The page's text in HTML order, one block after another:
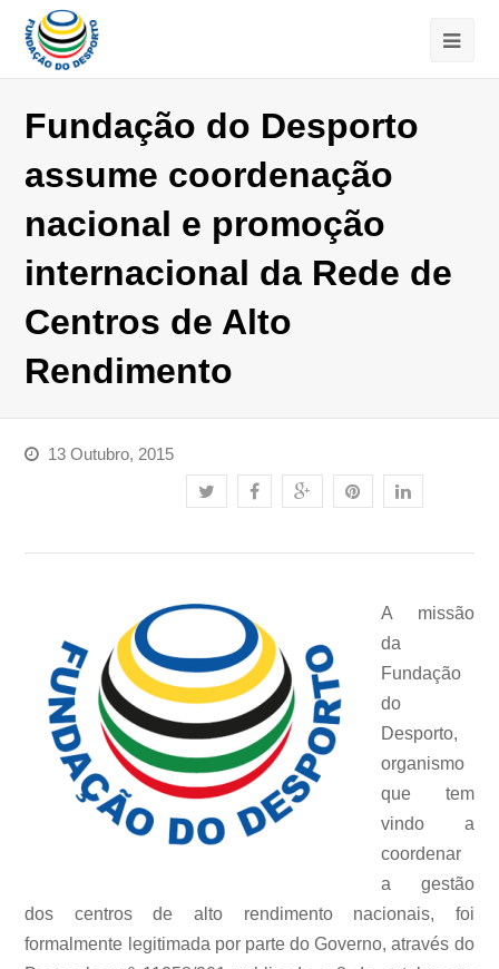
Fundação do Desporto
assume coordenação
nacional e promoção
internacional da Rede de
Centros de Alto
Rendimento
13 Outubro, 2015
A missão
da
Fundação
do
Desporto,
organismo
que tem
vindo a
coordenar
a gestão
dos centros de alto rendimento nacionais, foi
formalmente legitimada por parte do Governo, através do